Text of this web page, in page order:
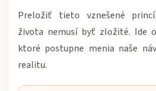
Preložiť tieto vznešené
života nemusí byť zložité. Ide
ktoré postupne menia naše
realitu.